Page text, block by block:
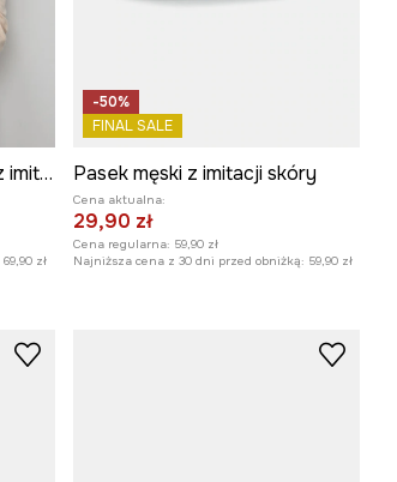
Pasek dwustronny męski z imitacji skóry
69,90 zł
-50%
FINAL SALE
Pasek męski z imitacji skóry
Cena aktualna:
29,90 zł
Cena regularna: 59,90 zł
Najniższa cena z 30 dni przed obniżką: 59,90 zł